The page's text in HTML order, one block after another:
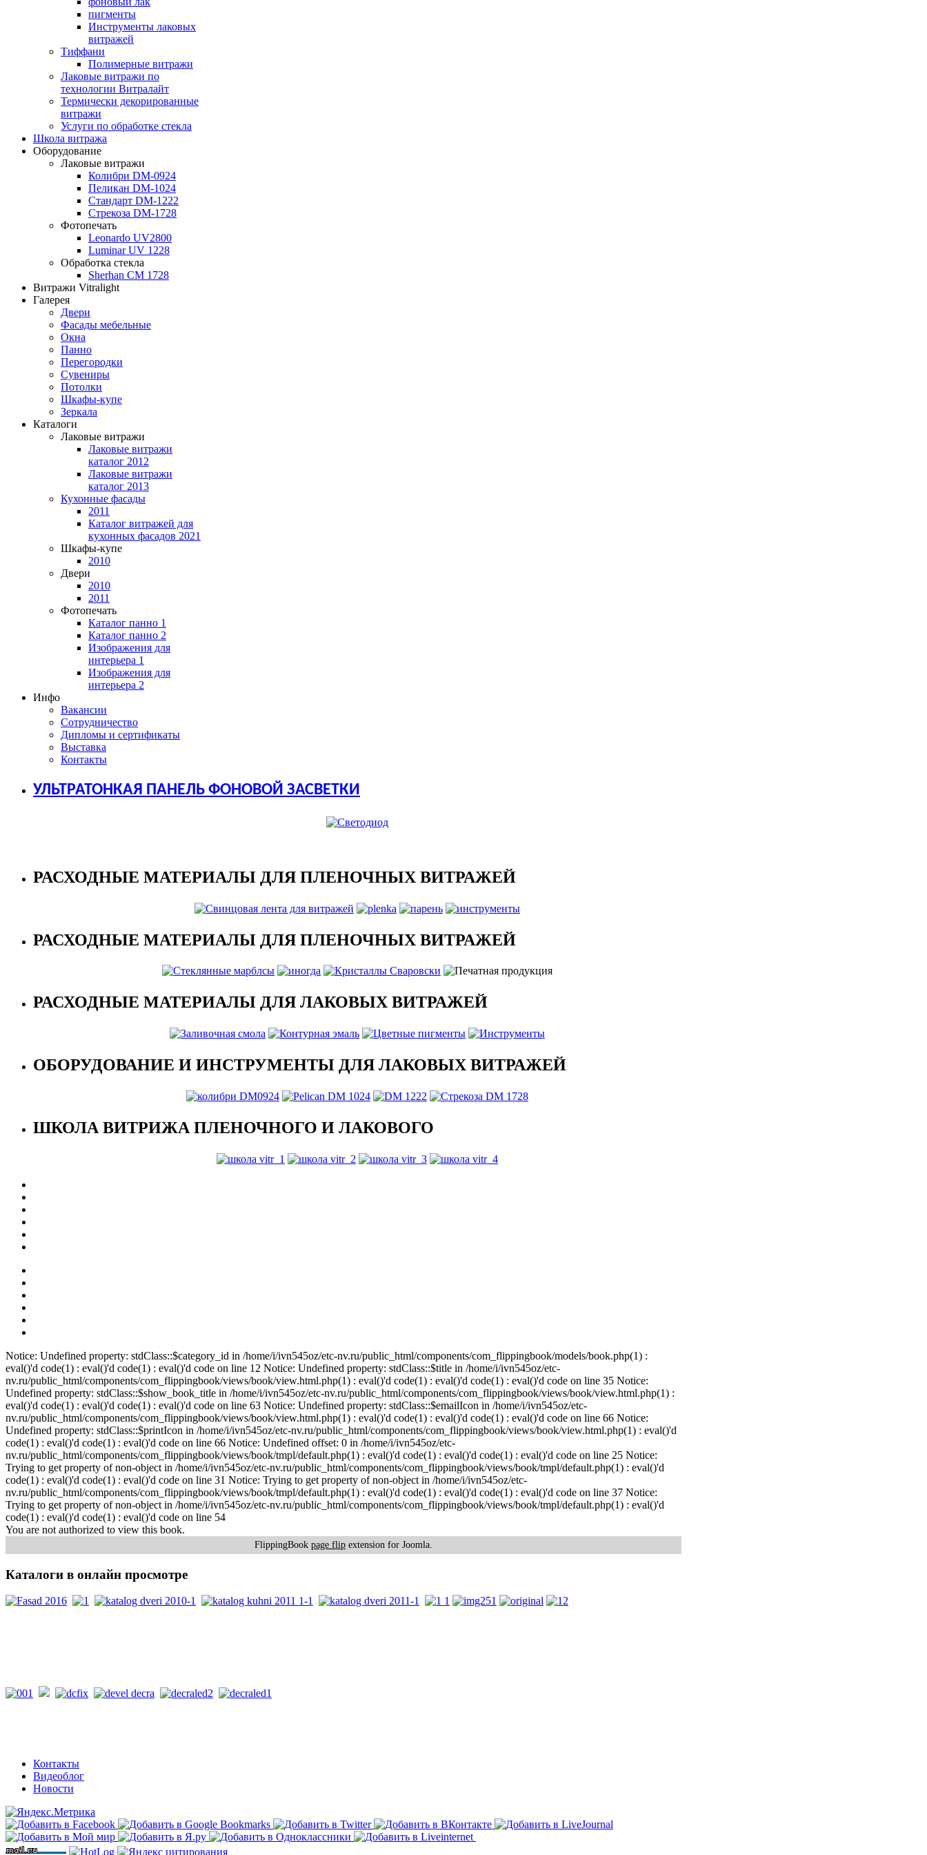
пигменты
Инструменты лаковых
витражей
Тиффани
Полимерные витражи
Лаковые витражи по
технологии Витралайт
Термически декорированные
витражи
Услуги по обработке стекла
Школа витража
Оборудование
Лаковые витражи
Колибри DM-0924
Пеликан DM-1024
Стандарт DM-1222
Стрекоза DM-1728
Фотопечать
Leonardo UV2800
Luminar UV 1228
Обработка стекла
Sherhan CM 1728
Витражи Vitralight
Галерея
Двери
Фасады мебельные
Окна
Панно
Перегородки
Сувениры
Потолки
Шкафы-купе
Зеркала
Каталоги
Лаковые витражи
Лаковые витражи
каталог 2012
Лаковые витражи
каталог 2013
Кухонные фасады
2011
Каталог витражей для
кухонных фасадов 2021
Шкафы-купе
2010
Двери
2010
2011
Фотопечать
Каталог панно 1
Каталог панно 2
Изображения для
интерьера 1
Изображения для
интерьера 2
Инфо
Вакансии
Сотрудничество
Дипломы и сертификаты
Выставка
Контакты
УЛЬТРАТОНКАЯ ПАНЕЛЬ ФОНОВОЙ ЗАСВЕТКИ
РАСХОДНЫЕ МАТЕРИАЛЫ ДЛЯ ПЛЕНОЧНЫХ ВИТРАЖЕЙ
РАСХОДНЫЕ МАТЕРИАЛЫ ДЛЯ ПЛЕНОЧНЫХ ВИТРАЖЕЙ
РАСХОДНЫЕ МАТЕРИАЛЫ ДЛЯ ЛАКОВЫХ ВИТРАЖЕЙ
ОБОРУДОВАНИЕ И ИНСТРУМЕНТЫ ДЛЯ ЛАКОВЫХ ВИТРАЖЕЙ
ШКОЛА ВИТРИЖА ПЛЕНОЧНОГО И ЛАКОВОГО
Notice: Undefined property: stdClass::$category_id in /home/i/ivn545oz/etc-nv.ru/public_html/components/com_flippingbook/models/book.php(1) :
eval()'d code(1) : eval()'d code(1) : eval()'d code on line 12 Notice: Undefined property: stdClass::$title in /home/i/ivn545oz/etc-
nv.ru/public_html/components/com_flippingbook/views/book/view.html.php(1) : eval()'d code(1) : eval()'d code(1) : eval()'d code on line 35 Notice:
Undefined property: stdClass::$show_book_title in /home/i/ivn545oz/etc-nv.ru/public_html/components/com_flippingbook/views/book/view.html.php(1) :
eval()'d code(1) : eval()'d code(1) : eval()'d code on line 63 Notice: Undefined property: stdClass::$emailIcon in /home/i/ivn545oz/etc-
nv.ru/public_html/components/com_flippingbook/views/book/view.html.php(1) : eval()'d code(1) : eval()'d code(1) : eval()'d code on line 66 Notice:
Undefined property: stdClass::$printIcon in /home/i/ivn545oz/etc-nv.ru/public_html/components/com_flippingbook/views/book/view.html.php(1) : eval()'d
code(1) : eval()'d code(1) : eval()'d code on line 66 Notice: Undefined offset: 0 in /home/i/ivn545oz/etc-
nv.ru/public_html/components/com_flippingbook/views/book/tmpl/default.php(1) : eval()'d code(1) : eval()'d code(1) : eval()'d code on line 25 Notice:
Trying to get property of non-object in /home/i/ivn545oz/etc-nv.ru/public_html/components/com_flippingbook/views/book/tmpl/default.php(1) : eval()'d
code(1) : eval()'d code(1) : eval()'d code on line 31 Notice: Trying to get property of non-object in /home/i/ivn545oz/etc-
nv.ru/public_html/components/com_flippingbook/views/book/tmpl/default.php(1) : eval()'d code(1) : eval()'d code(1) : eval()'d code on line 37 Notice:
Trying to get property of non-object in /home/i/ivn545oz/etc-nv.ru/public_html/components/com_flippingbook/views/book/tmpl/default.php(1) : eval()'d
code(1) : eval()'d code(1) : eval()'d code on line 54
You are not authorized to view this book.
FlippingBook page flip extension for Joomla.
Каталоги в онлайн просмотре
Контакты
Видеоблог
Новости